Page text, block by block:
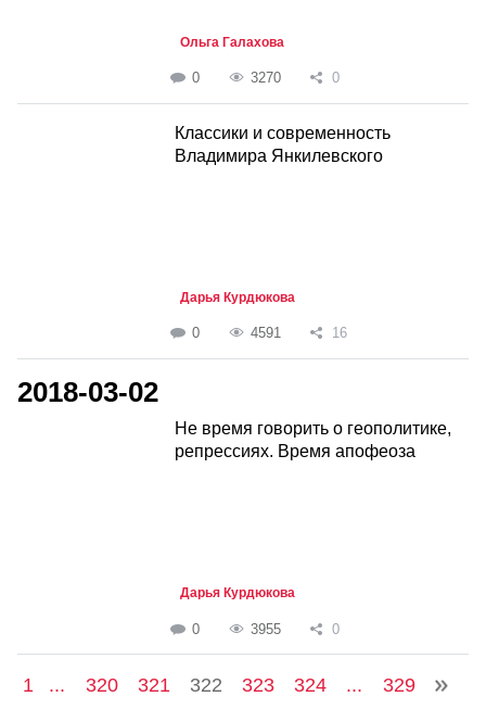
Ольга Галахова
0 3270 0
Классики и современность
Владимира Янкилевского
Дарья Курдюкова
0 4591 16
2018-03-02
Не время говорить о геополитике,
репрессиях. Время апофеоза
Дарья Курдюкова
0 3955 0
1 ... 320 321 322 323 324 ... 329